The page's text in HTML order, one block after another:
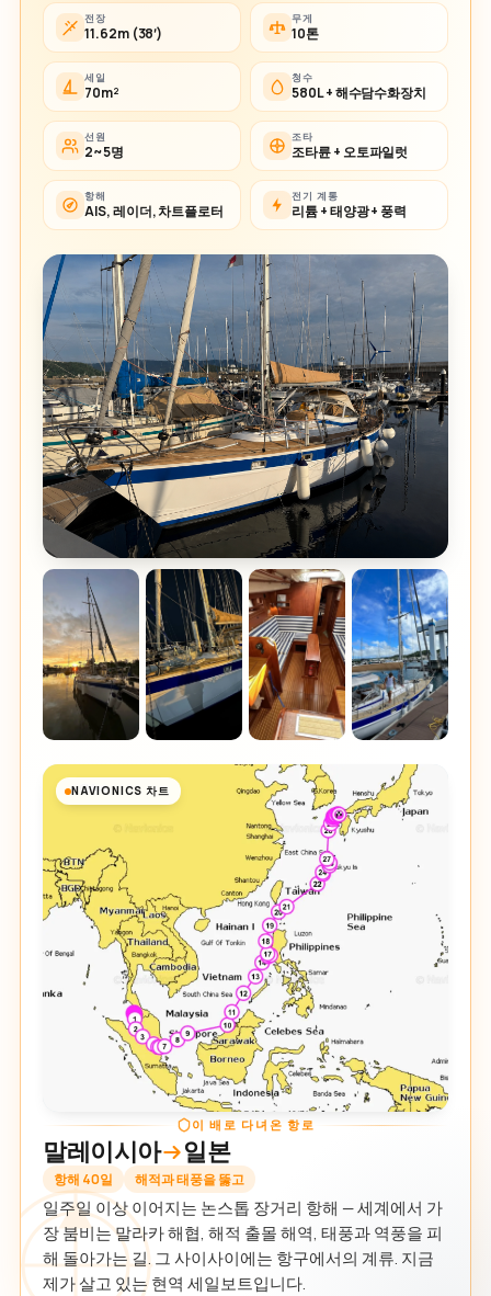
전장
11.62m (38′)
무게
10톤
세일
70m²
청수
580L + 해수담수화장치
선원
2~5명
조타
조타륜 + 오토파일럿
항해
AIS, 레이더, 차트플로터
전기 계통
리튬 + 태양광 + 풍력
NAVIONICS 차트
이 배로 다녀온 항로
말레이시아 일본
항해 40일 해적과 태풍을 뚫고
일주일 이상 이어지는 논스톱 장거리 항해 — 세계에서 가
장 붐비는 말라카 해협, 해적 출몰 해역, 태풍과 역풍을 피
해 돌아가는 길. 그 사이사이에는 항구에서의 계류. 지금
제가 살고 있는 현역 세일보트입니다.